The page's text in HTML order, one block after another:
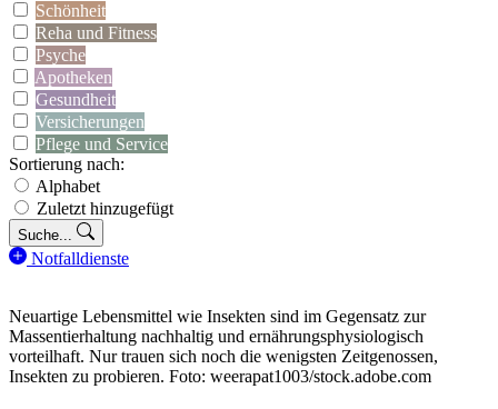
Schönheit
Reha und Fitness
Psyche
Apotheken
Gesundheit
Versicherungen
Pflege und Service
Sortierung nach:
Alphabet
Zuletzt hinzugefügt
Suche...
Notfalldienste
Neuartige Lebensmittel wie Insekten sind im Gegensatz zur
Massentierhaltung nachhaltig und ernährungsphysiologisch
vorteilhaft. Nur trauen sich noch die wenigsten Zeitgenossen,
Insekten zu probieren. Foto: weerapat1003/stock.adobe.com